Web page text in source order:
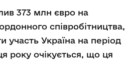
373 млн євро на
співробітництва,
участь Україна на період
року очікується, що ця